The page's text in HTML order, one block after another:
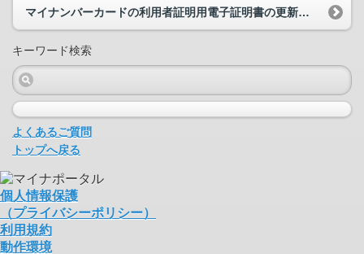
マイナンバーカードの利用者証明用電子証明書の更新をしました。更新してすぐにマイナンバーカードの...
キーワード検索
よくあるご質問
トップへ戻る
個人情報保護
（プライバシーポリシー）
利用規約
動作環境